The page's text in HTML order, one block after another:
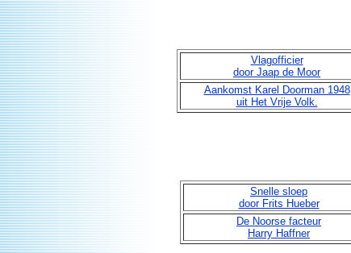
Vlagofficier
door Jaap de Moor
Aankomst Karel Doorman 1948
uit Het Vrije Volk.
Snelle sloep
door Frits Hueber
De Noorse facteur
Harry Haffner